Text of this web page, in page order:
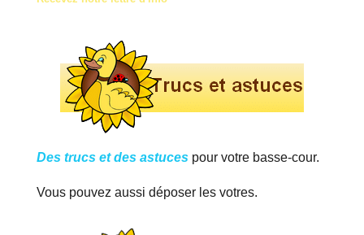
Des trucs et des astucespour votre basse-cour.
Vous pouvez aussi déposer les votres.